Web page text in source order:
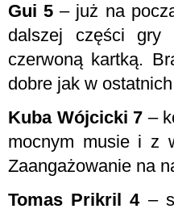
Gui 5 – już na
dalszej części gry
czerwoną kartką.
dobre jak w
Kuba Wójcicki 7 –
mocnym musie i z
Zaangażowanie na
Tomas Prikril 4–